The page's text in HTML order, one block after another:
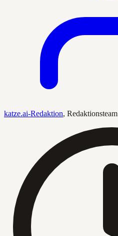
katze.ai-Redaktion, Redaktionsteam